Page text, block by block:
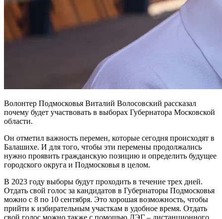
Волонтер Подмосковья Виталий Волосовский рассказал
почему будет участвовать в выборах Губернатора Московской
области.
Он отметил важность перемен, которые сегодня происходят в
Балашихе. И для того, чтобы эти перемены продолжались
нужно проявить гражданскую позицию и определить будущее
городского округа и Подмосковья в целом.
В 2023 году выборы будут проходить в течение трех дней.
Отдать свой голос за кандидатов в Губернаторы Подмосковья
можно с 8 по 10 сентября. Это хорошая возможность, чтобы
прийти к избирательным участкам в удобное время. Отдать
свой голос можно также с помощью ДЭГ – дистанционного